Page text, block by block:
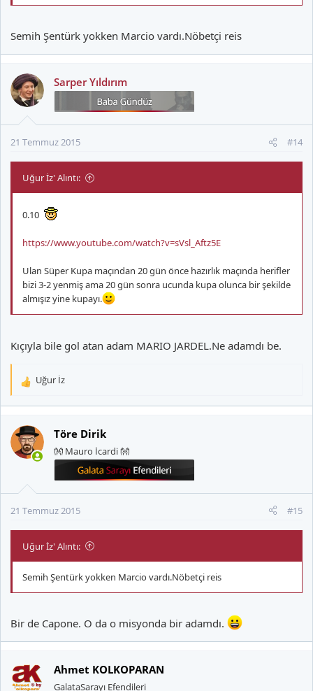
Semih Şentürk yokken Marcio vardı.Nöbetçi reis
Sarper Yıldırım
21 Temmuz 2015 #14
Uğur İz' Alıntı:
0.10
https://www.youtube.com/watch?v=sVsl_Aftz5E
Ulan Süper Kupa maçından 20 gün önce hazırlık maçında herifler
bizi 3-2 yenmiş ama 20 gün sonra ucunda kupa olunca bir şekilde
almışız yine kupayı.
Kıçıyla bile gol atan adam MARIO JARDEL.Ne adamdı be.
T
k
i
l
Uğur İz
Töre Dirik
👐 Mauro İcardi 👐
21 Temmuz 2015 #15
Uğur İz' Alıntı:
Semih Şentürk yokken Marcio vardı.Nöbetçi reis
Bir de Capone. O da o misyonda bir adamdı.
Ahmet KOLKOPARAN
GalataSarayı Efendileri